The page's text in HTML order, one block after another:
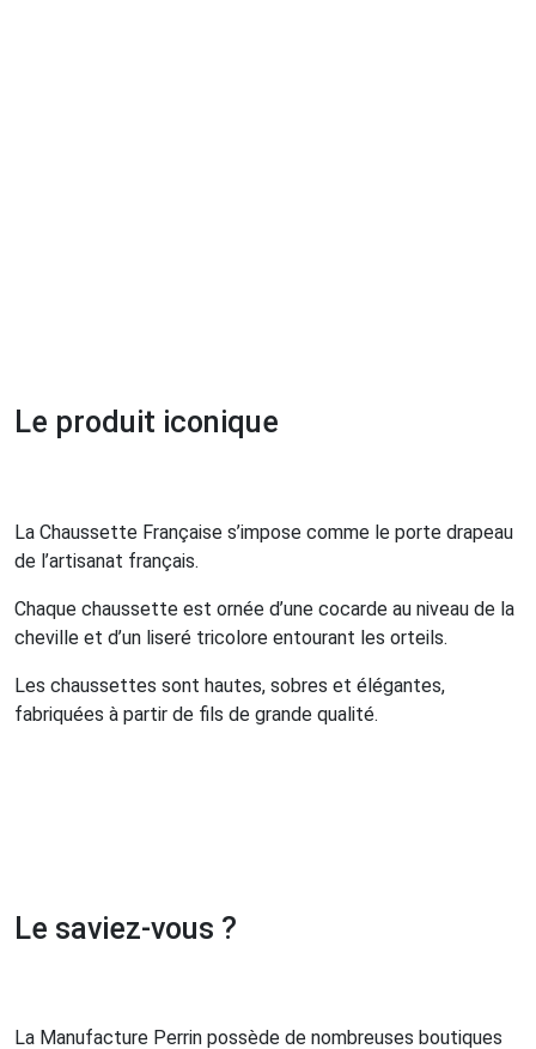
Le produit iconique
La Chaussette Française s’impose comme le porte drapeau
de l’artisanat français.
Chaque chaussette est ornée d’une cocarde au niveau de la
cheville et d’un liseré tricolore entourant les orteils.
Les chaussettes sont hautes, sobres et élégantes,
fabriquées à partir de fils de grande qualité.
Le saviez-vous ?
La Manufacture Perrin possède de nombreuses boutiques